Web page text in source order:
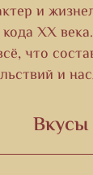
и
кода ХХ
что
и
Вкусы